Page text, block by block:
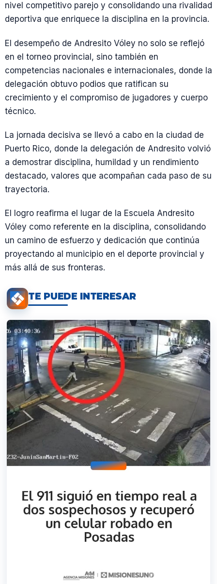
nivel competitivo parejo y consolidando una rivalidad
deportiva que enriquece la disciplina en la provincia.
El desempeño de Andresito Vóley no solo se reflejó
en el torneo provincial, sino también en
competencias nacionales e internacionales, donde la
delegación obtuvo podios que ratifican su
crecimiento y el compromiso de jugadores y cuerpo
técnico.
La jornada decisiva se llevó a cabo en la ciudad de
Puerto Rico, donde la delegación de Andresito volvió
a demostrar disciplina, humildad y un rendimiento
destacado, valores que acompañan cada paso de su
trayectoria.
El logro reafirma el lugar de la Escuela Andresito
Vóley como referente en la disciplina, consolidando
un camino de esfuerzo y dedicación que continúa
proyectando al municipio en el deporte provincial y
más allá de sus fronteras.
TE PUEDE INTERESAR